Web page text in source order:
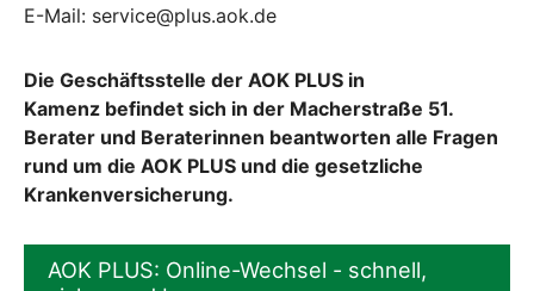
E-Mail: service@plus.aok.de
Die Geschäftsstelle der AOK PLUS in
Kamenz befindet sich in der Macherstraße 51.
Berater und Beraterinnen beantworten alle Fragen
rund um die AOK PLUS und die gesetzliche
Krankenversicherung.
AOK PLUS: Online-Wechsel - schnell,